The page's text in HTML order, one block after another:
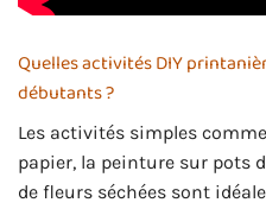
Quelles activités DIY
débutants ?
Les activités simples
papier, la peinture sur pots
de fleurs séchées sont